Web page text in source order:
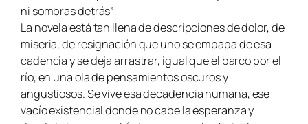
ni sombras detrás”
La novela está tan llena de descripciones de dolor, de
miseria, de resignación que uno se empapa de esa
cadencia y se deja arrastrar, igual que el barco por el
río, en una ola de pensamientos oscuros y
angustiosos. Se vive esa decadencia humana, ese
vacío existencial donde no cabe la esperanza y